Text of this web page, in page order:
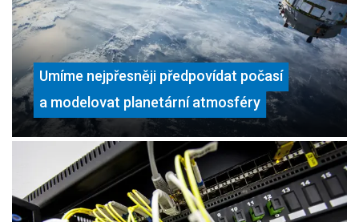
Umíme nejpřesněji předpovídat počasí
a modelovat planetární atmosféry